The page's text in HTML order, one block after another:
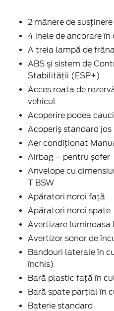
2 mânere de
4 inele de ancorare
A treia lampă de frâna
ABS şi sistem de
Stabilității (ESP+)
Acces roata de
vehicul
Acoperire podea
Acoperiș standard jos
Aer condiţionat
Airbag – pentru șofer
Anvelope cu
T BSW
Apăratori noroi faţă
Apăratori noroi spate
Avertizare luminoasa
Avertizor sonor de
Bandouri laterale în
închis)
Bară plastic față în
Bară spate parţial în
Baterie standard